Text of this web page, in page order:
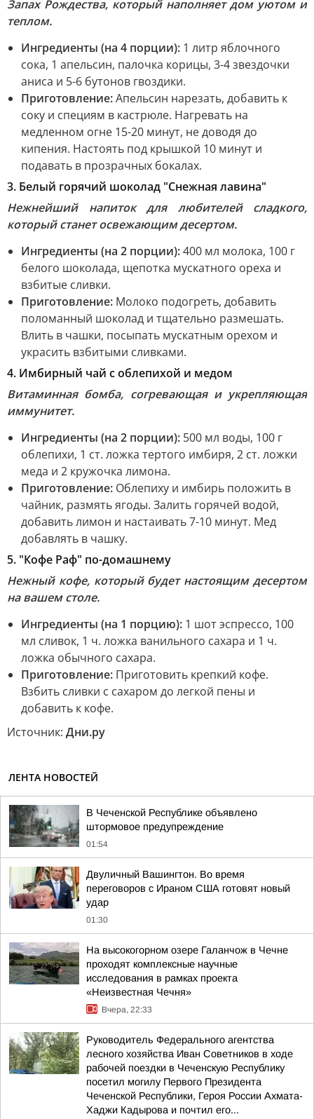
Запах Рождества, который наполняет дом уютом и
теплом.
Ингредиенты (на 4 порции): 1 литр яблочного
сока, 1 апельсин, палочка корицы, 3-4 звездочки
аниса и 5-6 бутонов гвоздики.
Приготовление:Апельсин нарезать, добавить к
соку и специям в кастрюле. Нагревать на
медленном огне 15-20 минут, не доводя до
кипения. Настоять под крышкой 10 минут и
подавать в прозрачных бокалах.
3. Белый горячий шоколад "Снежная лавина"
Нежнейший напиток для любителей сладкого,
который станет освежающим десертом.
Ингредиенты (на 2 порции):400 мл молока, 100 г
белого шоколада, щепотка мускатного ореха и
взбитые сливки.
Приготовление: Молоко подогреть, добавить
поломанный шоколад и тщательно размешать.
Влить в чашки, посыпать мускатным орехом и
украсить взбитыми сливками.
4. Имбирный чай с облепихой и медом
Витаминная бомба, согревающая и укрепляющая
иммунитет.
Ингредиенты (на 2 порции): 500 мл воды, 100 г
облепихи, 1 ст. ложка тертого имбиря, 2 ст. ложки
меда и 2 кружочка лимона.
Приготовление: Облепиху и имбирь положить в
чайник, размять ягоды. Залить горячей водой,
добавить лимон и настаивать 7-10 минут. Мед
добавлять в чашку.
5. "Кофе Раф" по-домашнему
Нежный кофе, который будет настоящим десертом
на вашем столе.
Ингредиенты (на 1 порцию): 1 шот эспрессо, 100
мл сливок, 1 ч. ложка ванильного сахара и 1 ч.
ложка обычного сахара.
Приготовление: Приготовить крепкий кофе.
Взбить сливки с сахаром до легкой пены и
добавить к кофе.
Источник: Дни.ру
ЛЕНТА НОВОСТЕЙ
В Чеченской Республике объявлено
штормовое предупреждение
01:54
Двуличный Вашингтон. Во время
переговоров с Ираном США готовят новый
удар
01:30
На высокогорном озере Галанчож в Чечне
проходят комплексные научные
исследования в рамках проекта
«Неизвестная Чечня»
Вчера, 22:33
Руководитель Федерального агентства
лесного хозяйства Иван Советников в ходе
рабочей поездки в Чеченскую Республику
посетил могилу Первого Президента
Чеченской Республики, Героя России Ахмата-
Хаджи Кадырова и почтил его...